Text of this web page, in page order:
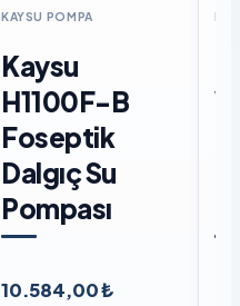
KAYSU POMPA
Kaysu
H1100F-B
Foseptik
Dalgıç Su
Pompası
10.584,00 ₺